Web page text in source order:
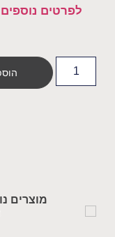
לפרטים
מוצרים